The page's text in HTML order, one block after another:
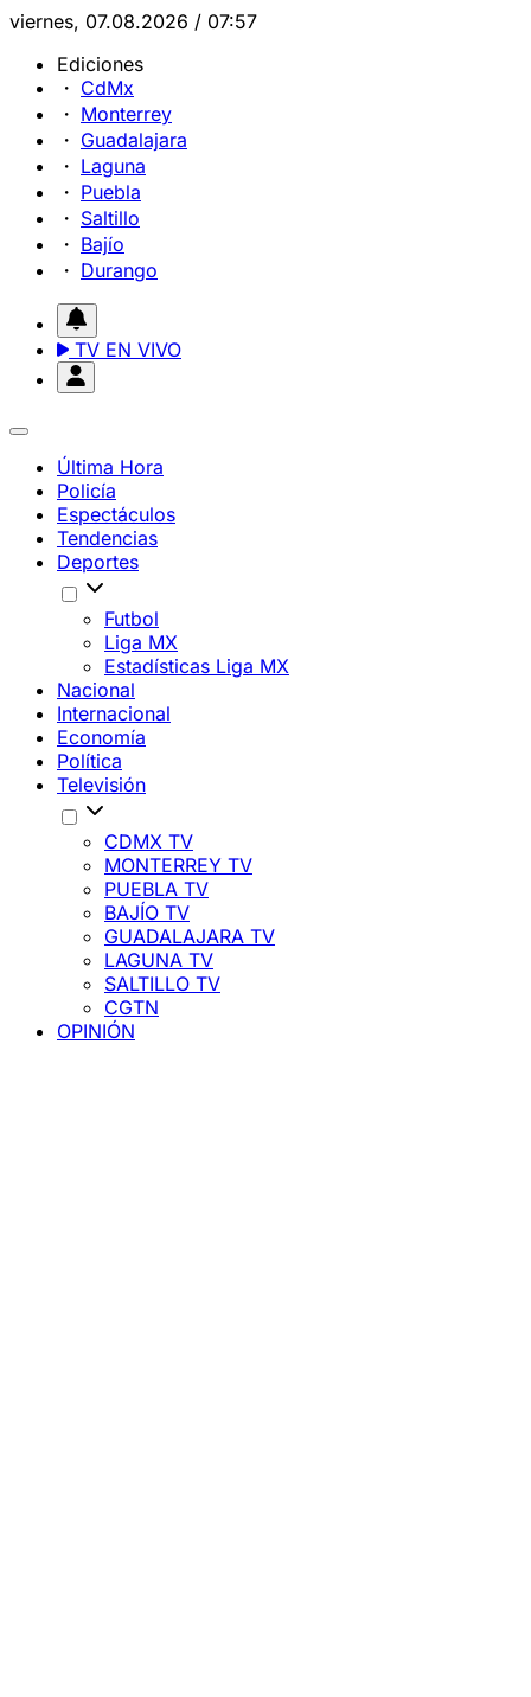
viernes, 07.08.2026 / 07:57
Ediciones
CdMx
Monterrey
Guadalajara
Laguna
Puebla
Saltillo
Bajío
Durango
TV EN VIVO
Última Hora
Policía
Espectáculos
Tendencias
Deportes
Futbol
Liga MX
Estadísticas Liga MX
Nacional
Internacional
Economía
Política
Televisión
CDMX TV
MONTERREY TV
PUEBLA TV
BAJÍO TV
GUADALAJARA TV
LAGUNA TV
SALTILLO TV
CGTN
OPINIÓN